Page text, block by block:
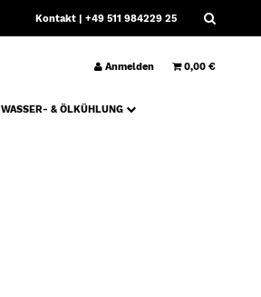
Kontakt | +49 511 984229 25
Anmelden 0,00 €
WASSER- & ÖLKÜHLUNG